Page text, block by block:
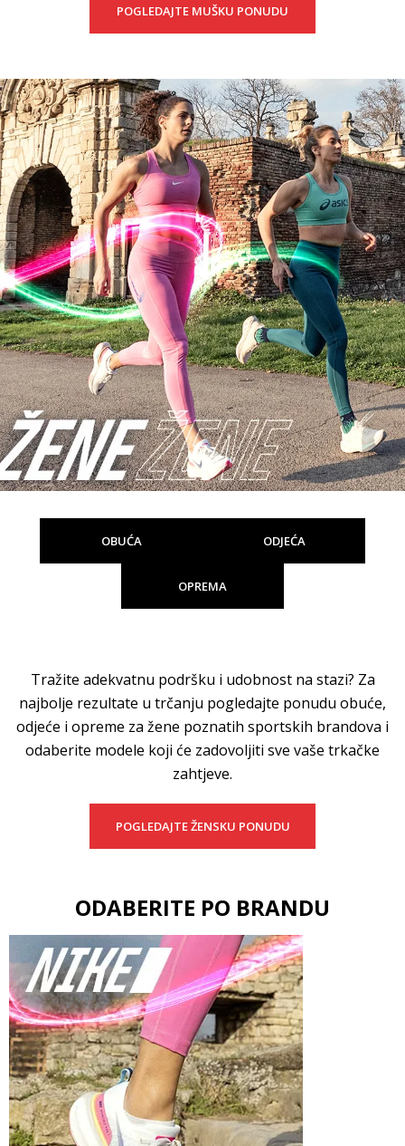
POGLEDAJTE MUŠKU PONUDU
OBUĆA ODJEĆA
OPREMA
Tražite adekvatnu podršku i udobnost na stazi? Za
najbolje rezultate u trčanju pogledajte ponudu obuće,
odjeće i opreme za žene poznatih sportskih brandova i
odaberite modele koji će zadovoljiti sve vaše trkačke
zahtjeve.
POGLEDAJTE ŽENSKU PONUDU
ODABERITE PO BRANDU